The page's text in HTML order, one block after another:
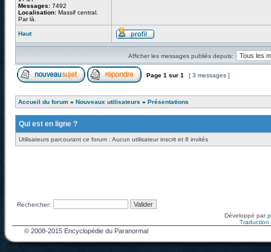
Messages: 7492
Localisation: Massif central.
Par là.
Haut
Afficher les messages publiés depuis:
Page 1 sur 1 [ 3 messages ]
Accueil du forum » Nouveaux utilisateurs » Présentations
Qui est en ligne ?
Utilisateurs parcourant ce forum : Aucun utilisateur inscrit et 8 invités
Rechercher:
Développé par
Traduction
© 2008-2015 Encyclopédie du Paranormal